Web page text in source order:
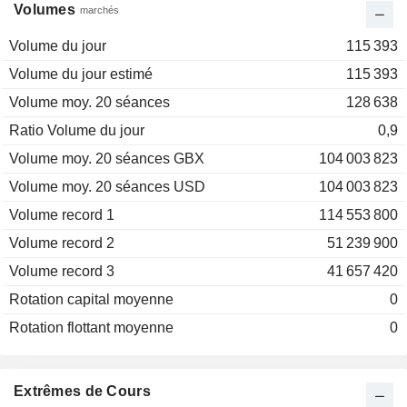
Volumes marchés
Volume du jour
115 393
Volume du jour estimé
115 393
Volume moy. 20 séances
128 638
Ratio Volume du jour
0,9
Volume moy. 20 séances GBX
104 003 823
Volume moy. 20 séances USD
104 003 823
Volume record 1
114 553 800
Volume record 2
51 239 900
Volume record 3
41 657 420
Rotation capital moyenne
0
Rotation flottant moyenne
0
Extrêmes de Cours